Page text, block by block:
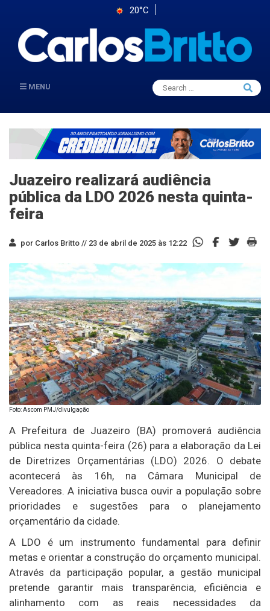
20°C
MENU
Search
for:
Search
Juazeiro realizará audiência
pública da LDO 2026 nesta quinta-
feira
por Carlos Britto // 23 de abril de 2025 às 12:22
Foto: Ascom PMJ/divulgação
A Prefeitura de Juazeiro (BA) promoverá audiência
pública nesta quinta-feira (26) para a elaboração da Lei
de Diretrizes Orçamentárias (LDO) 2026. O debate
acontecerá às 16h, na Câmara Municipal de
Vereadores. A iniciativa busca ouvir a população sobre
prioridades e sugestões para o planejamento
orçamentário da cidade.
A LDO é um instrumento fundamental para definir
metas e orientar a construção do orçamento municipal.
Através da participação popular, a gestão municipal
pretende garantir mais transparência, eficiência e
alinhamento com as reais necessidades da